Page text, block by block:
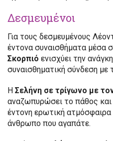
Δεσμευμένοι
Για τους δεσμευμένους
έντονα συναισθήματα μέσα
Σκορπιό ενισχύει την
συναισθηματική σύνδεση
Η Σελήνη σε τρίγωνο με
αναζωπυρώσει το πάθος και
έντονη ερωτική
άνθρωπο που αγαπάτε.